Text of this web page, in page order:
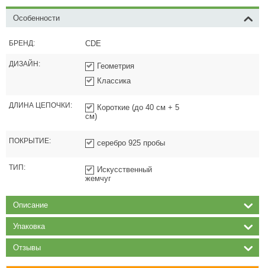
Особенности
БРЕНД: CDE
ДИЗАЙН:
Геометрия
Классика
ДЛИНА ЦЕПОЧКИ:
Короткие (до 40 см + 5
см)
ПОКРЫТИЕ: серебро 925 пробы
ТИП:
Искусственный
жемчуг
Описание
Упаковка
Отзывы